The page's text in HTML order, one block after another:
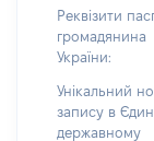
Реквізити
громадянина
України:
Унікальний
запису в
державному